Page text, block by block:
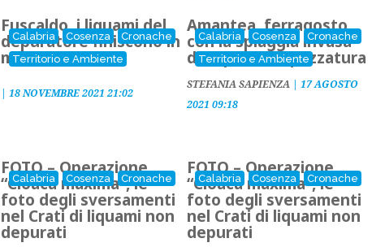
Calabria Cosenza
Cronache
Territorio e Ambiente
Fuscaldo, i liquami del
depuratore finiscono in
mare
|18 NOVEMBRE 2021 21:02
Calabria Cosenza
Cronache
Territorio e Ambiente
Amantea, ferragosto
con la spiaggia invasa
da liquami e spazzatura
STEFANIA SAPIENZA |17 AGOSTO
2021 09:18
Calabria Cosenza Cronache
FOTO – Operazione
“Cloaca maxima”, le
foto degli sversamenti
nel Crati di liquami non
depurati
Calabria Cosenza Cronache
FOTO – Operazione
“Cloaca maxima”, le
foto degli sversamenti
nel Crati di liquami non
depurati